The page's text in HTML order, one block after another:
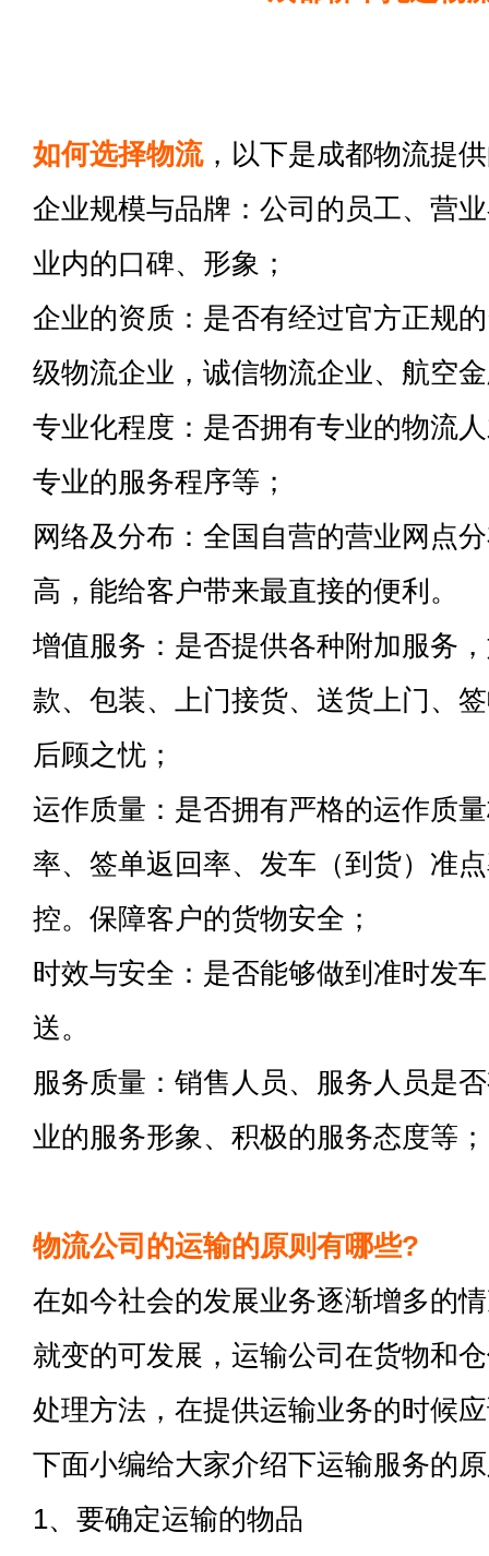
如何选择物流，以下是成都物流提
企业规模与品牌：公司的员工、营
业内的口碑、形象；
企业的资质：是否有经过官方正规
级物流企业，诚信物流企业、航空
专业化程度：是否拥有专业的物流
专业的服务程序等；
网络及分布：全国自营的营业网点
高，能给客户带来最直接的便利。
增值服务：是否提供各种附加服务
款、包装、上门接货、送货上门、
后顾之忧；
运作质量：是否拥有严格的运作质
率、签单返回率、发车（到货）准
控。保障客户的货物安全；
时效与安全：是否能够做到准时发
送。
服务质量：销售人员、服务人员是
业的服务形象、积极的服务态度等；
物流公司的运输的原则有哪些?
在如今社会的发展业务逐渐增多的
就变的可发展，运输公司在货物和
处理方法，在提供运输业务的时候
下面小编给大家介绍下运输服务的
1、要确定运输的物品